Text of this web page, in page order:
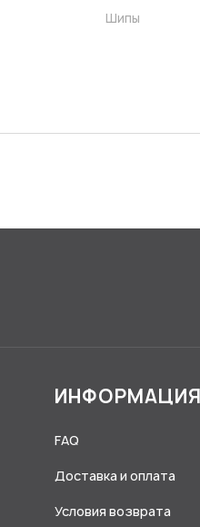
Шипы
FAQ
Доставка и оплата
Условия возврата